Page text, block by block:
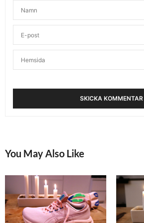
You May Also Like